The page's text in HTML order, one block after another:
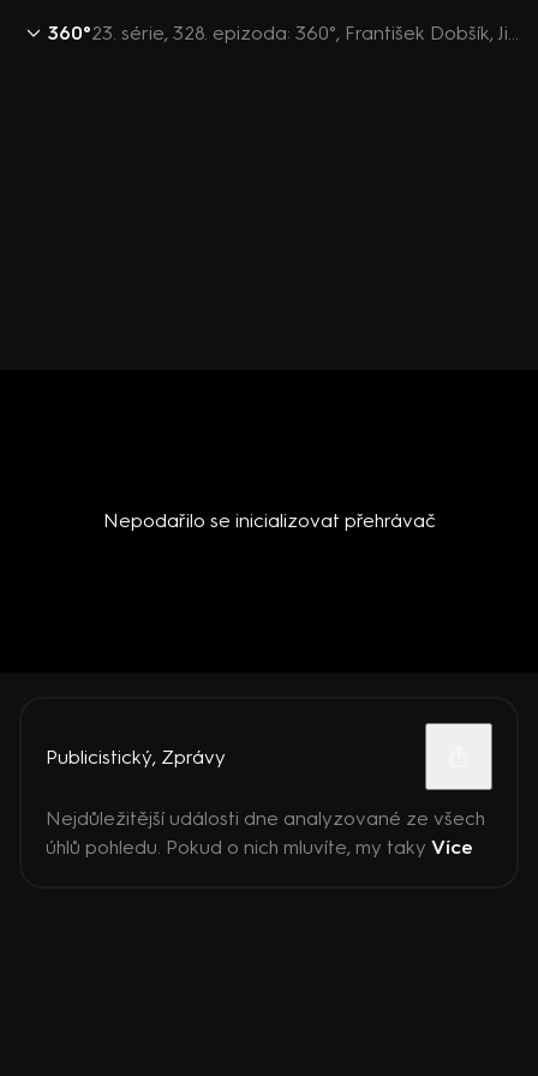
360° 23. série, 328. epizoda: 360°, František Dobšík, Jiří Nantl, Luboš Zajíc, Bohumír Dufek, Karel Haas - 24.11. v 21:30
Nepodařilo se inicializovat přehrávač
Publicistický, Zprávy
Nejdůležitější události dne analyzované ze všech
úhlů pohledu. Pokud o nich mluvíte, my taky Více